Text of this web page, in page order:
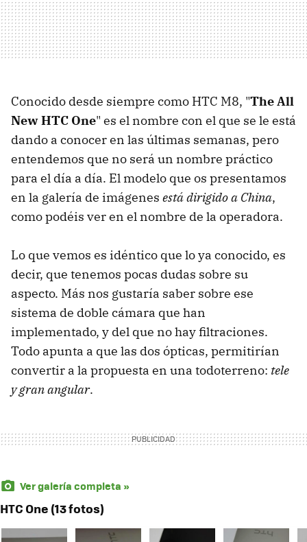
Conocido desde siempre como HTC M8, "The All
New HTC One" es el nombre con el que se le está
dando a conocer en las últimas semanas, pero
entendemos que no será un nombre práctico
para el día a día. El modelo que os presentamos
en la galería de imágenes está dirigido a China,
como podéis ver en el nombre de la operadora.
Lo que vemos es idéntico que lo ya conocido, es
decir, que tenemos pocas dudas sobre su
aspecto. Más nos gustaría saber sobre ese
sistema de doble cámara que han
implementado, y del que no hay filtraciones.
Todo apunta a que las dos ópticas, permitirían
convertir a la propuesta en una todoterreno: tele
y gran angular.
Ver galería completa »
HTC One (13 fotos)